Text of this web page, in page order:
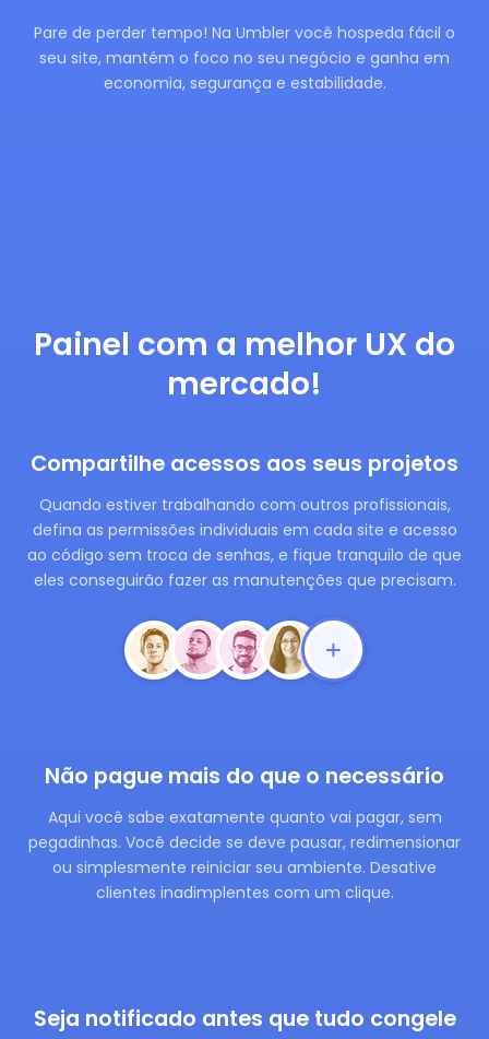
Pare de perder tempo! Na Umbler você hospeda fácil o
seu site, mantém o foco no seu negócio e ganha em
economia, segurança e estabilidade.
Painel com a melhor UX do
mercado!
Compartilhe acessos aos seus projetos
Quando estiver trabalhando com outros profissionais,
defina as permissões individuais em cada site e acesso
ao código sem troca de senhas, e fique tranquilo de que
eles conseguirão fazer as manutenções que precisam.
Não pague mais do que o necessário
Aqui você sabe exatamente quanto vai pagar, sem
pegadinhas. Você decide se deve pausar, redimensionar
ou simplesmente reiniciar seu ambiente. Desative
clientes inadimplentes com um clique.
Seja notificado antes que tudo congele